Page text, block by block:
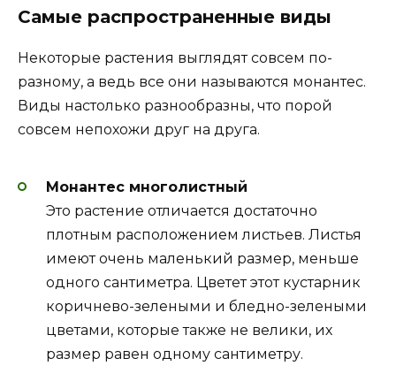
Самые распространенные виды
Некоторые растения выглядят совсем по-
разному, а ведь все они называются монантес.
Виды настолько разнообразны, что порой
совсем непохожи друг на друга.
Монантес многолистный
Это растение отличается достаточно
плотным расположением листьев. Листья
имеют очень маленький размер, меньше
одного сантиметра. Цветет этот кустарник
коричнево-зелеными и бледно-зелеными
цветами, которые также не велики, их
размер равен одному сантиметру.